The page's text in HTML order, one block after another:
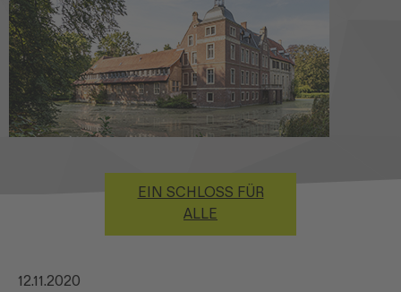
EIN SCHLOSS FÜR
ALLE
12.11.2020